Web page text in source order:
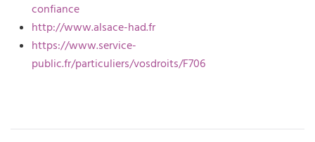
confiance
http://www.alsace-had.fr
https://www.service-
public.fr/particuliers/vosdroits/F706